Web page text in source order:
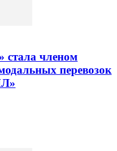
стала членом
перевозок